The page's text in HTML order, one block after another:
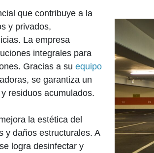
que contribuye a la
y privados,
La empresa
integrales para
Gracias a su equipo
se garantiza un
residuos acumulados.
la estética del
y daños estructurales. A
logra desinfectar y